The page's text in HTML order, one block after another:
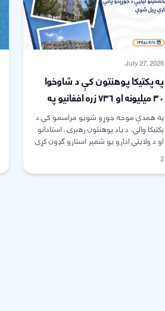
July 27, 2026
په پکتیکا پوهنتون کې د شاوخوا
۳۰ میلیونه او ۷۳۶ زره افغانیو په
ارزښت د محصلینو لیلیې د جوړېدو
پاتې چارې پیل شوې
په همدې موخه جوړو شویو مراسمو کې د
پکتیکا والي، د یاد پوهنتون رهبرۍ، استادانو
او د ولایتي ادارو یو شمېر استازو ګډون کړی
...
2